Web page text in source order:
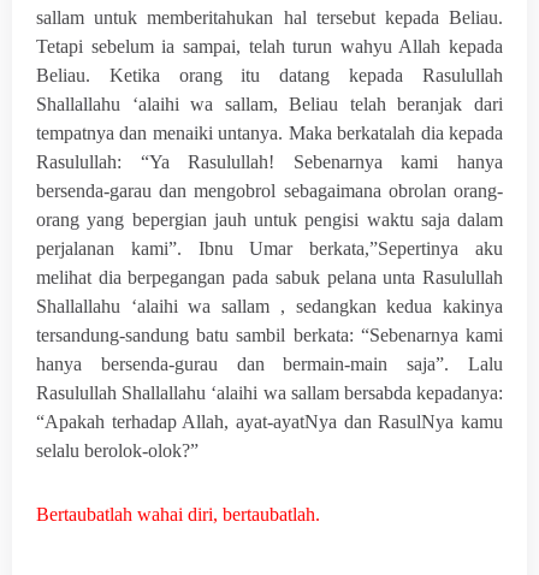
sallam untuk memberitahukan hal tersebut kepada Beliau.
Tetapi sebelum ia sampai, telah turun wahyu Allah kepada
Beliau. Ketika orang itu datang kepada Rasulullah
Shallallahu ‘alaihi wa sallam, Beliau telah beranjak dari
tempatnya dan menaiki untanya. Maka berkatalah dia kepada
Rasulullah: “Ya Rasulullah! Sebenarnya kami hanya
bersenda-garau dan mengobrol sebagaimana obrolan orang-
orang yang bepergian jauh untuk pengisi waktu saja dalam
perjalanan kami”. Ibnu Umar berkata,”Sepertinya aku
melihat dia berpegangan pada sabuk pelana unta Rasulullah
Shallallahu ‘alaihi wa sallam , sedangkan kedua kakinya
tersandung-sandung batu sambil berkata: “Sebenarnya kami
hanya bersenda-gurau dan bermain-main saja”. Lalu
Rasulullah Shallallahu ‘alaihi wa sallam bersabda kepadanya:
“Apakah terhadap Allah, ayat-ayatNya dan RasulNya kamu
selalu berolok-olok?”
Bertaubatlah wahai diri, bertaubatlah.